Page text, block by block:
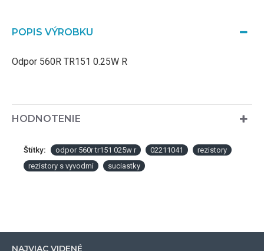
POPIS VÝROBKU
Odpor 560R TR151 0.25W R
HODNOTENIE
Štítky: odpor 560r tr151 025w r 02211041
rezistory
rezistory s vyvodmi
suciastky
NAJVIAC VIDENÉ